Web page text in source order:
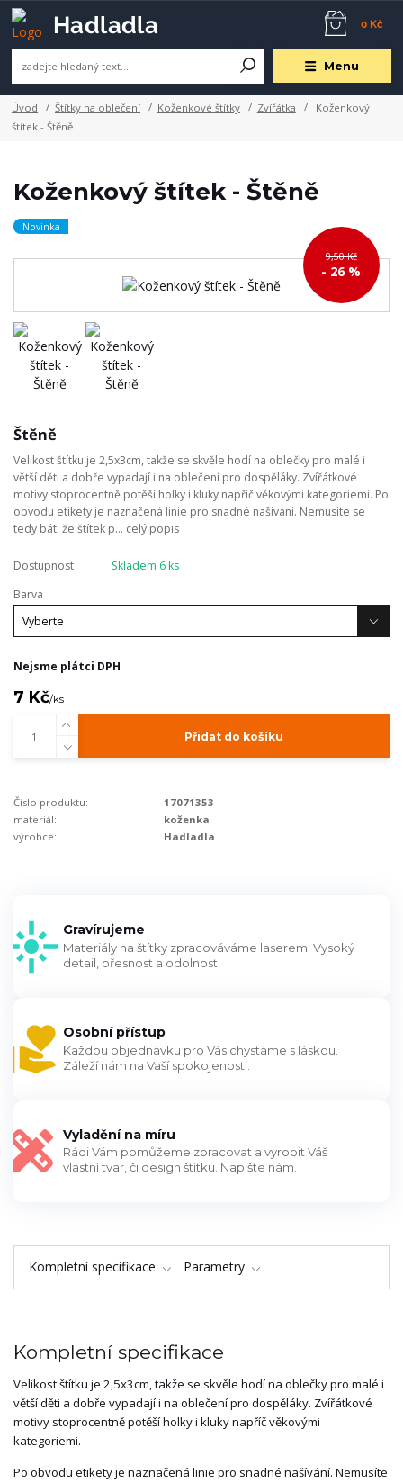
Menu
0 Kč
Úvod Štítky na oblečení Koženkové štítky Zvířátka
Koženkový
štítek - Štěně
Koženkový štítek - Štěně
Novinka
9,50 Kč
- 26 %
Štěně
Velikost štítku je 2,5x3cm, takže se skvěle hodí na oblečky pro malé i
větší děti a dobře vypadají i na oblečení pro dospěláky. Zvířátkové
motivy stoprocentně potěší holky i kluky napříč věkovými kategoriemi. Po
obvodu etikety je naznačená linie pro snadné našívání. Nemusíte se
tedy bát, že štítek p... celý popis
Dostupnost
Skladem 6 ks
Barva
Nejsme plátci DPH
7 Kč/ks
Přidat do košíku
Číslo produktu:
17071353
materiál:
koženka
výrobce:
Hadladla
Gravírujeme
Materiály na štítky zpracováváme laserem. Vysoký
detail, přesnost a odolnost.
Osobní přístup
Každou objednávku pro Vás chystáme s láskou.
Záleží nám na Vaší spokojenosti.
Vyladění na míru
Rádi Vám pomůžeme zpracovat a vyrobit Váš
vlastní tvar, či design štítku. Napište nám.
Kompletní specifikace Parametry
Kompletní specifikace
Velikost štítku je 2,5x3cm, takže se skvěle hodí na oblečky pro malé i
větší děti a dobře vypadají i na oblečení pro dospěláky. Zvířátkové
motivy stoprocentně potěší holky i kluky napříč věkovými
kategoriemi.
Po obvodu etikety je naznačená linie pro snadné našívání. Nemusíte